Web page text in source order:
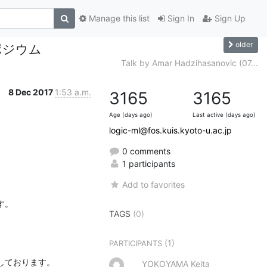
Sign In Sign Up
Manage this list
ウム older
Talk by Amar Hadzihasanovic (07...
8 Dec 2017 1:53 a.m.
おります。
3165
Age (days ago)
3165
Last active (days ago)
logic-ml@fos.kuis.kyoto-u.ac.jp
0 comments
1 participants
Add to favorites
TAGS (0)
PARTICIPANTS (1)
YOKOYAMA Keita